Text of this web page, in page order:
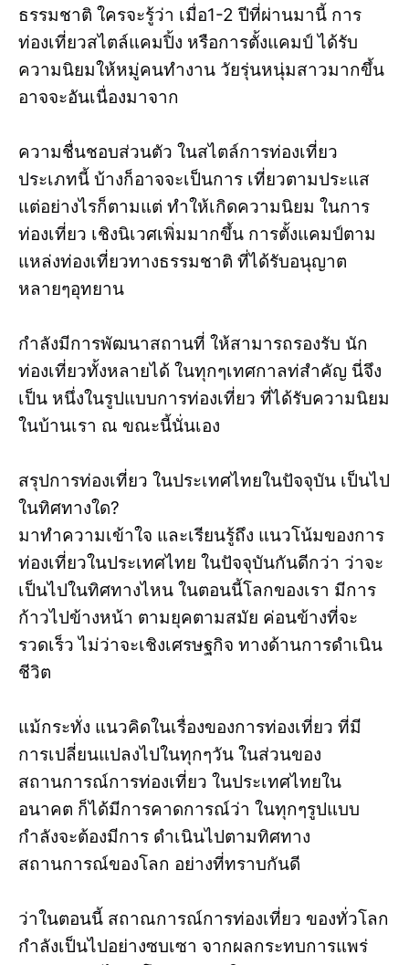
ธรรมชาติ ใครจะรู้ว่า เมื่อ1-2 ปีที่ผ่านมานี้ การ
ท่องเที่ยวสไตล์แคมปิ้ง หรือการตั้งแคมป์ ได้รับ
ความนิยมให้หมู่คนทำงาน วัยรุ่นหนุ่มสาวมากขึ้น
อาจจะอันเนื่องมาจาก
ความชื่นชอบส่วนตัว ในสไตล์การท่องเที่ยว
ประเภทนี้ บ้างก็อาจจะเป็นการ เที่ยวตามประแส
แต่อย่างไรก็ตามแต่ ทำให้เกิดความนิยม ในการ
ท่องเที่ยว เชิงนิเวศเพิ่มมากขึ้น การตั้งแคมป์ตาม
แหล่งท่องเที่ยวทางธรรมชาติ ที่ได้รับอนุญาต
หลายๆอุทยาน
กำลังมีการพัฒนาสถานที่ ให้สามารถรองรับ นัก
ท่องเที่ยวทั้งหลายได้ ในทุกๆเทศกาลท่สำคัญ นี่จึง
เป็น หนึ่งในรูปแบบการท่องเที่ยว ที่ได้รับความนิยม
ในบ้านเรา ณ ขณะนี้นั่นเอง
สรุปการท่องเที่ยว ในประเทศไทยในปัจจุบัน เป็นไป
ในทิศทางใด?
มาทำความเข้าใจ และเรียนรู้ถึง แนวโน้มของการ
ท่องเที่ยวในประเทศไทย ในปัจจุบันกันดีกว่า ว่าจะ
เป็นไปในทิศทางไหน ในตอนนี้โลกของเรา มีการ
ก้าวไปข้างหน้า ตามยุคตามสมัย ค่อนข้างที่จะ
รวดเร็ว ไม่ว่าจะเชิงเศรษฐกิจ ทางด้านการดำเนิน
ชีวิต
แม้กระทั่ง แนวคิดในเรื่องของการท่องเที่ยว ที่มี
การเปลี่ยนแปลงไปในทุกๆวัน ในส่วนของ
สถานการณ์การท่องเที่ยว ในประเทศไทยใน
อนาคต ก็ได้มีการคาดการณ์ว่า ในทุกๆรูปแบบ
กำลังจะต้องมีการ ดำเนินไปตามทิศทาง
สถานการณ์ของโลก อย่างที่ทราบกันดี
ว่าในตอนนี้ สถาณการณ์การท่องเที่ยว ของทั่วโลก
กำลังเป็นไปอย่างซบเซา จากผลกระทบการแพร่